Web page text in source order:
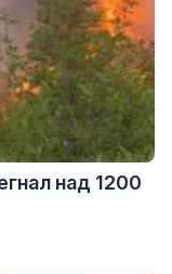
над 1200